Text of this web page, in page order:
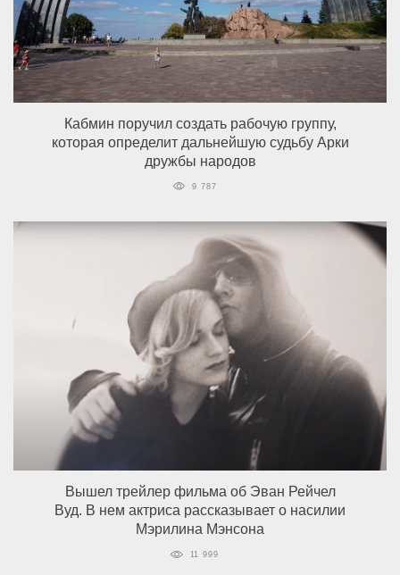
Кабмин поручил создать рабочую группу,
которая определит дальнейшую судьбу Арки
дружбы народов
9 787
Вышел трейлер фильма об Эван Рейчел
Вуд. В нем актриса рассказывает о насилии
Мэрилина Мэнсона
11 999